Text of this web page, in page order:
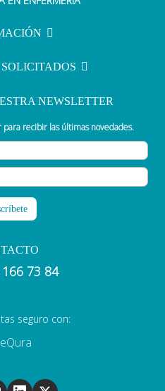
NEWSLETTER
recibir las últimas novedades.
73 84
seguro con: